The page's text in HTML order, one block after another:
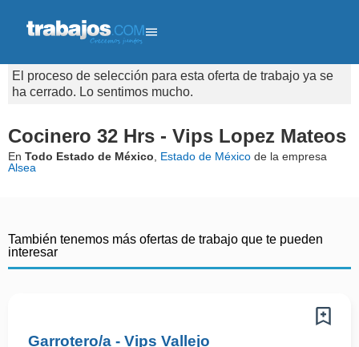
El proceso de selección para esta oferta de trabajo ya se
ha cerrado. Lo sentimos mucho.
Cocinero 32 Hrs - Vips Lopez Mateos
En Todo Estado de México Estado de México de la empresa
Alsea
También tenemos más ofertas de trabajo que te pueden
interesar
Garrotero/a - Vips Vallejo